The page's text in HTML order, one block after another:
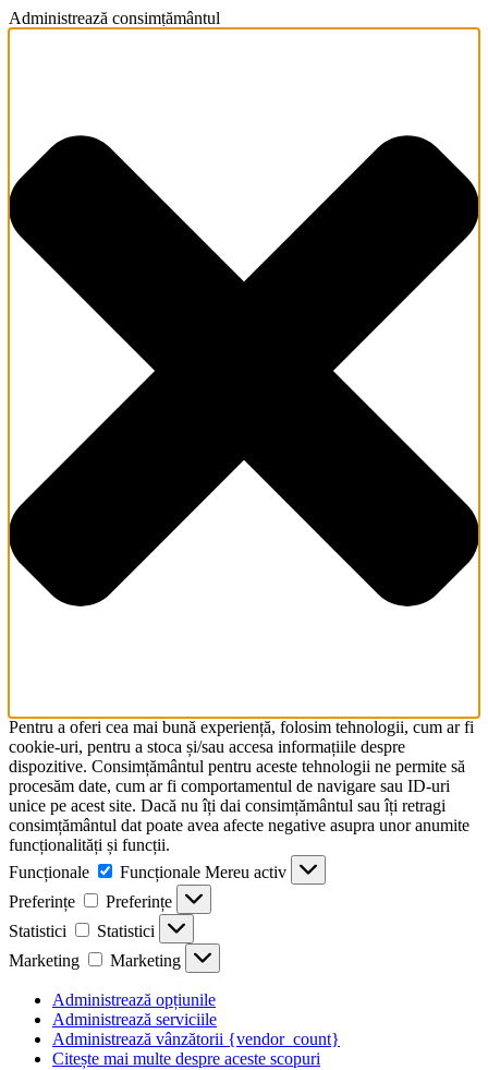
Administrează consimțământul
Pentru a oferi cea mai bună experiență, folosim tehnologii, cum ar fi
cookie-uri, pentru a stoca și/sau accesa informațiile despre
dispozitive. Consimțământul pentru aceste tehnologii ne permite să
procesăm date, cum ar fi comportamentul de navigare sau ID-uri
unice pe acest site. Dacă nu îți dai consimțământul sau îți retragi
consimțământul dat poate avea afecte negative asupra unor anumite
funcționalități și funcții.
Funcționale
Funcționale Mereu activ
Preferințe
Preferințe
Statistici
Statistici
Marketing
Marketing
Administrează opțiunile
Administrează serviciile
Administrează vânzătorii {vendor_count}
Citește mai multe despre aceste scopuri